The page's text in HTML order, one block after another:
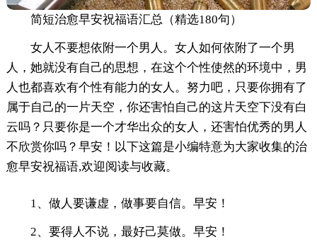
简短治愈早安祝福语汇总（精选180句）
女人不要想依附一个男人。女人如何依附了一个男
人，她就没有自己的思想，在这个个性使然的环境中，男
人也都喜欢有个性有能力的女人。努力吧，只要你拥有了
属于自己的一片天空，你还害怕自己的这片天空下没有白
云吗？只要你是一个才华出众的女人，还害怕优秀的男人
不欣赏你吗？早安！以下这篇是小编特意为大家收集的治
愈早安祝福语,欢迎阅读与收藏。
1、做人要谦虚，做事要自信。早安！
2、要得人不说，最好己莫做。早安！